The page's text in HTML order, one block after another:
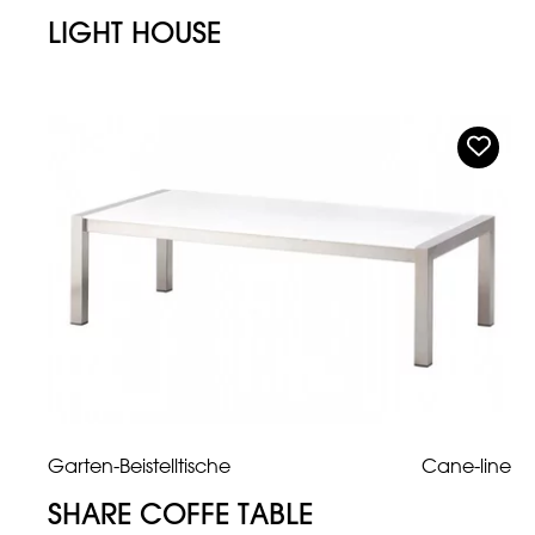
LIGHT HOUSE
Garten-Beistelltische Cane-line
SHARE COFFE TABLE